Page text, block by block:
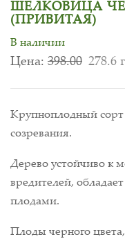
ШЕЛКОВИЦА
(ПРИВИТАЯ)
В наличии
Цена: 398.00 278.6
Крупноплодный
созревания.
Дерево устойчиво к
вредителей,
плодами.
Плоды черного